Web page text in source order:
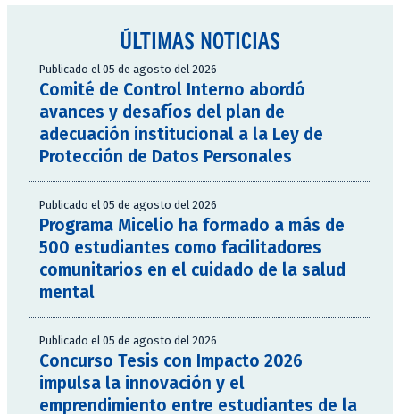
ÚLTIMAS NOTICIAS
Publicado el 05 de agosto del 2026
Comité de Control Interno abordó
avances y desafíos del plan de
adecuación institucional a la Ley de
Protección de Datos Personales
Publicado el 05 de agosto del 2026
Programa Micelio ha formado a más de
500 estudiantes como facilitadores
comunitarios en el cuidado de la salud
mental
Publicado el 05 de agosto del 2026
Concurso Tesis con Impacto 2026
impulsa la innovación y el
emprendimiento entre estudiantes de la